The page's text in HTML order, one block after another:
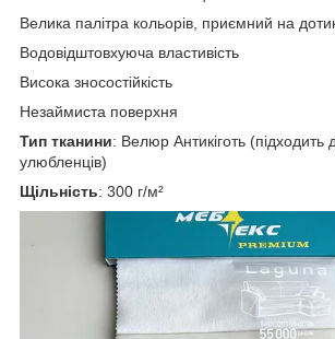
Велика палітра кольорів, приємний на
Водовідштовхуюча властивість
Висока зносостійкість
Незаймиста поверхня
Тип тканини: Велюр Антикіготь (підходить
улюбленців)
Щільність: 300 г/м²